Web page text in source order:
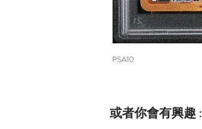
PSA10
或者你會有興趣 :